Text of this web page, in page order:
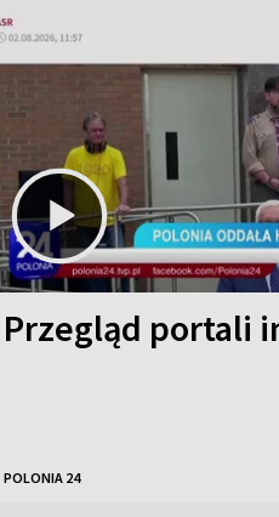
Przegląd portali
POLONIA 24